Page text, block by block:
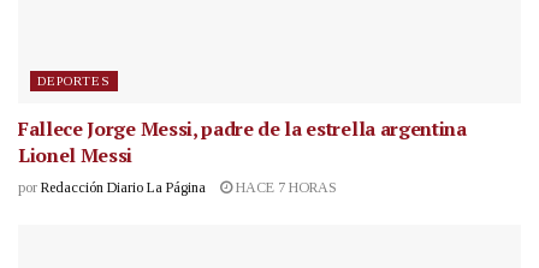
DEPORTES
Fallece Jorge Messi, padre de la estrella argentina
Lionel Messi
por Redacción Diario La Página HACE 7 HORAS